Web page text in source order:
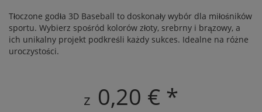
Tłoczone godła 3D Baseball to doskonały wybór dla miłośników
sportu. Wybierz spośród kolorów złoty, srebrny i brązowy, a
ich unikalny projekt podkreśli każdy sukces. Idealne na różne
uroczystości.
z 0,20 € *